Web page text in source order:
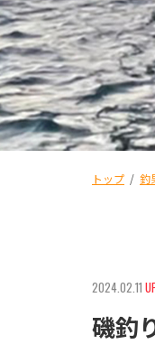
トップ / 釣
2024.02.11
磯釣